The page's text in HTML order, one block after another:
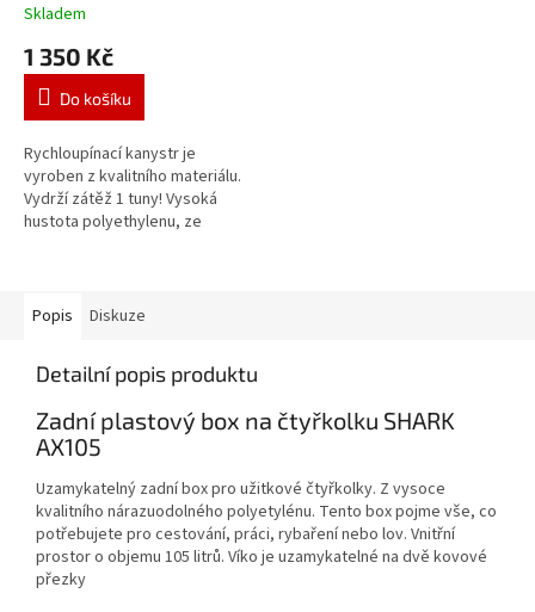
Skladem
1 350 Kč
Do košíku
Rychloupínací kanystr je
vyroben z kvalitního materiálu.
Vydrží zátěž 1 tuny! Vysoká
hustota polyethylenu, ze
Popis Diskuze
Detailní popis produktu
Zadní plastový box na čtyřkolku SHARK
AX105
Uzamykatelný zadní box pro užitkové čtyřkolky. Z vysoce
kvalitního nárazuodolného polyetylénu. Tento box pojme vše, co
potřebujete pro cestování, práci, rybaření nebo lov. Vnitřní
prostor o objemu 105 litrů. Víko je uzamykatelné na dvě kovové
přezky